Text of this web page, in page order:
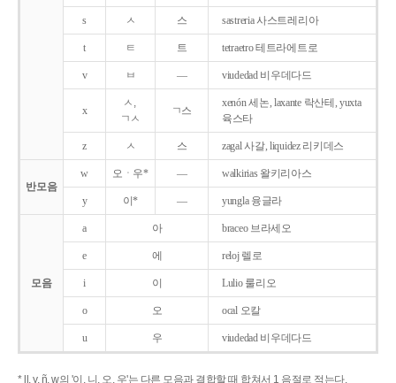
s ㅅ 스 sastreria 사스트레리아
t ㅌ 트 tetraetro 테트라에트로
v ㅂ ― viudedad 비우데다드
x
ㅅ,
ㄱㅅ
ㄱ스
xenón 세논, laxante 락산테, yuxta
육스타
z ㅅ 스 zagal 사갈, liquidez 리키데스
반모음
w 오ㆍ우* ― walkirias 왈키리아스
y 이* ― yungla 융글라
모음
a 아 braceo 브라세오
e 에 reloj 렐로
i 이 Lulio 룰리오
o 오 ocal 오칼
u 우 viudedad 비우데다드
* ll, y, ñ, w의 '이, 니, 오, 우'는 다른 모음과 결합할 때 합쳐서 1 음절로 적는다.